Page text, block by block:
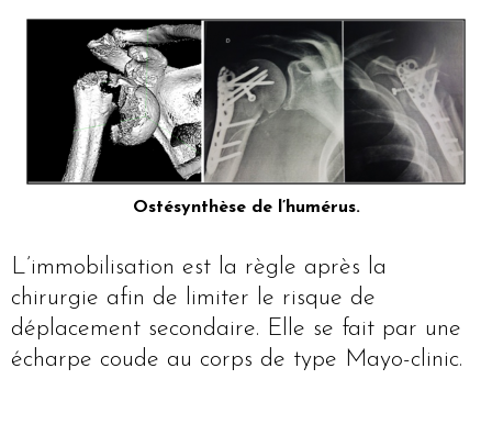
Ostésynthèse de l’humérus.
L’immobilisation est la règle après la
chirurgie afin de limiter le risque de
déplacement secondaire. Elle se fait par une
écharpe coude au corps de type Mayo-clinic.